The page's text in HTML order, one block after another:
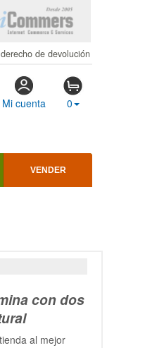
de devolución
Mi cuenta 0
VENDER
con dos
al mejor